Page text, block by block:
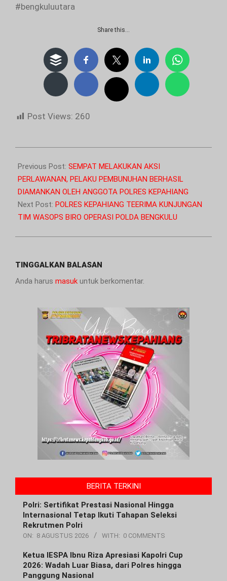
#bengkuluutara
Share this…
Post Views: 260
10-
23
Previous Post: SEMPAT MELAKUKAN AKSI
PERLAWANAN, PELAKU PEMBUNUHAN BERHASIL
DIAMANKAN OLEH ANGGOTA POLRES KEPAHIANG
Next Post: POLRES KEPAHIANG TEERIMA KUNJUNGAN
TIM WASOPS BIRO OPERASI POLDA BENGKULU
TINGGALKAN BALASAN
Anda harus masuk untuk berkomentar.
BERITA TERKINI
Polri: Sertifikat Prestasi Nasional Hingga
Internasional Tetap Ikuti Tahapan Seleksi
Rekrutmen Polri
ON: 8 AGUSTUS 2026 WITH: 0 COMMENTS
Ketua IESPA Ibnu Riza Apresiasi Kapolri Cup
2026: Wadah Luar Biasa, dari Polres hingga
Panggung Nasional